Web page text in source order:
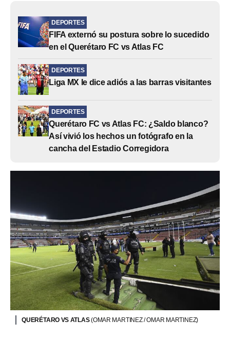
DEPORTES
FIFA externó su postura sobre lo sucedido
en el Querétaro FC vs Atlas FC
DEPORTES
Liga MX le dice adiós a las barras visitantes
DEPORTES
Querétaro FC vs Atlas FC: ¿Saldo blanco?
Así vivió los hechos un fotógrafo en la
cancha del Estadio Corregidora
QUERÉTARO VS ATLAS(OMAR MARTINEZ / OMAR MARTINEZ)